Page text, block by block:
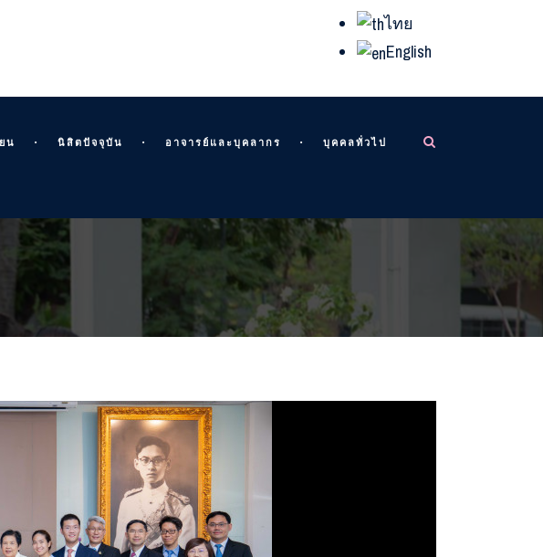
ไทย
English
น นิสิตปัจจุบัน อาจารย์และบุคลากร บุคคลทั่วไป